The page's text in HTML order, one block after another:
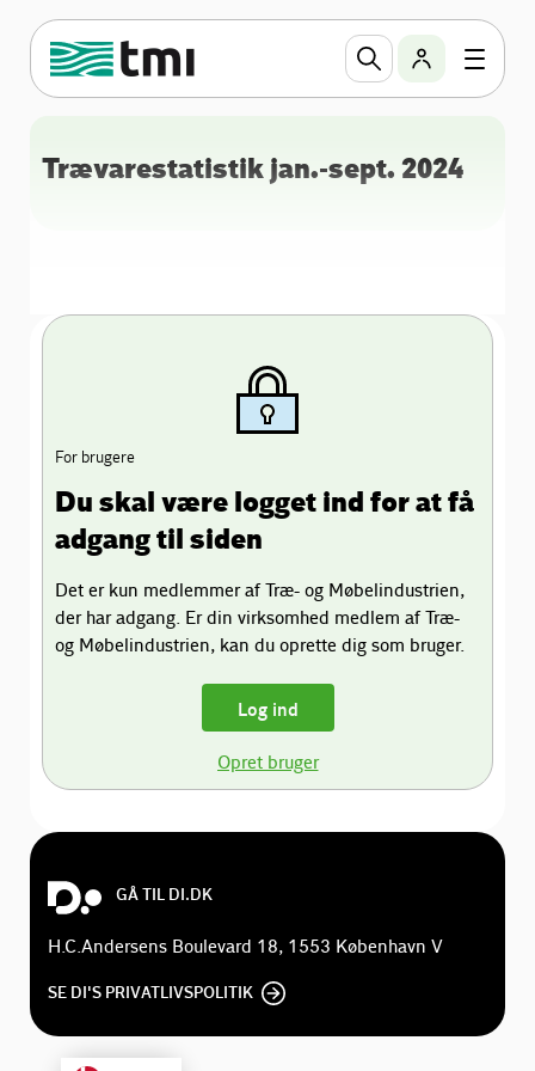
Trævarestatistik jan.-sept. 2024
For brugere
Du skal være logget ind for at få
adgang til siden
Det er kun medlemmer af Træ- og Møbelindustrien,
der har adgang. Er din virksomhed medlem af Træ-
og Møbelindustrien, kan du oprette dig som bruger.
Log ind
Opret bruger
GÅ TIL DI.DK
H.C.Andersens Boulevard 18, 1553 København V
SE DI'S PRIVATLIVSPOLITIK